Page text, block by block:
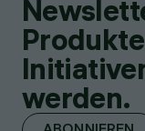
werden.